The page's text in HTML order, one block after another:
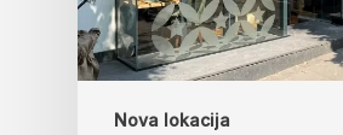
Nova lokacija